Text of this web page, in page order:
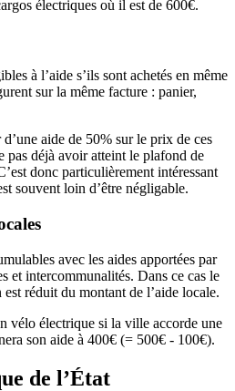
électriques où il est de 600€.
à l’aide s’ils sont achetés en même
sur la même facture : panier,
aide de 50% sur le prix de ces
pas déjà avoir atteint le plafond de
donc particulièrement intéressant
souvent loin d’être négligable.
avec les aides apportées par
et intercommunalités. Dans ce cas le
réduit du montant de l’aide locale.
vélo électrique si la ville accorde une
son aide à 400€ (= 500€ - 100€).
de l’État